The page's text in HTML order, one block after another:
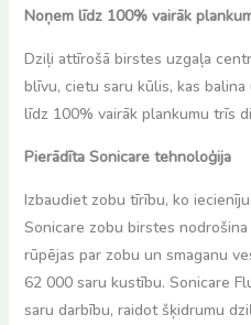
Noņem līdz 100% vairāk
Dziļi attīrošā birstes uzgaļa
blīvu, cietu saru kūlis, kas
līdz 100% vairāk plankumu trīs
Pierādīta Sonicare tehnoloģija
Izbaudiet zobu tīrību, ko
Sonicare zobu birstes
rūpējas par zobu un smaganu
62 000 saru kustību. Sonicare
saru darbību, raidot šķidrumu